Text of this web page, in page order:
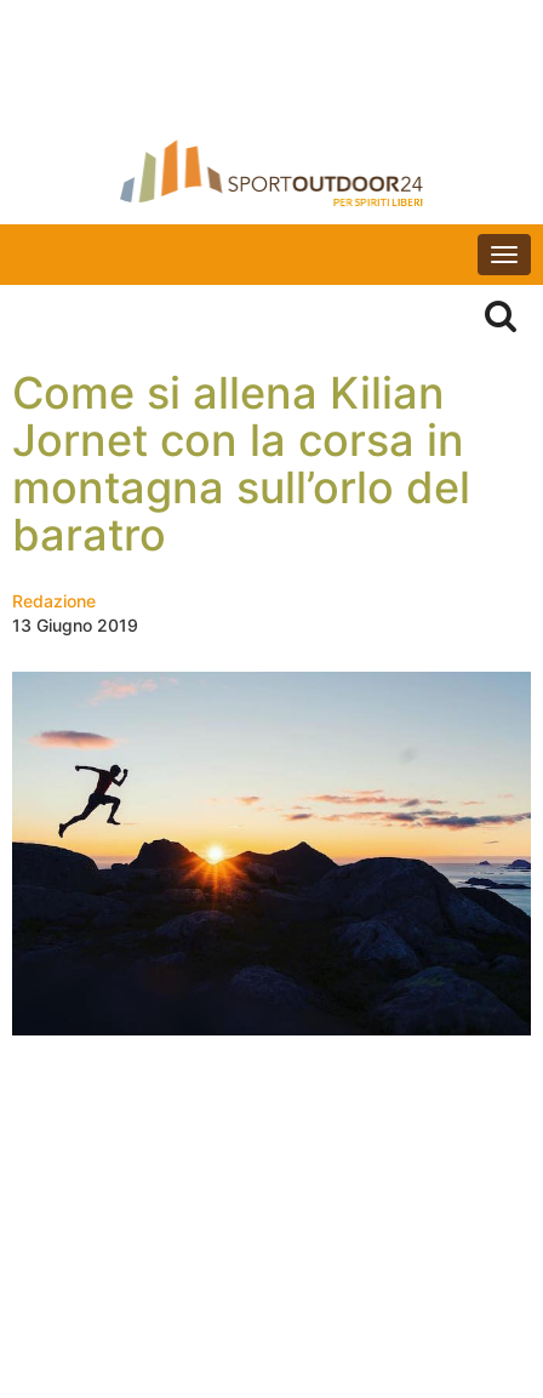
Come si allena Kilian
Jornet con la corsa in
montagna sull’orlo del
baratro
Redazione
13 Giugno 2019